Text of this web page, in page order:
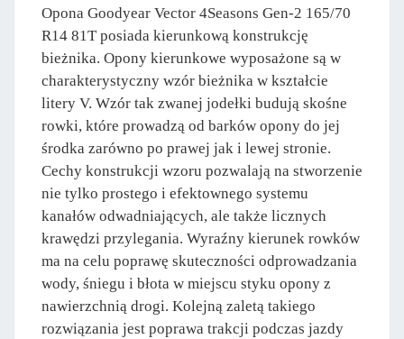
Opona Goodyear Vector 4Seasons Gen-2 165/70
R14 81T posiada kierunkową konstrukcję
bieżnika. Opony kierunkowe wyposażone są w
charakterystyczny wzór bieżnika w kształcie
litery V. Wzór tak zwanej jodełki budują skośne
rowki, które prowadzą od barków opony do jej
środka zarówno po prawej jak i lewej stronie.
Cechy konstrukcji wzoru pozwalają na stworzenie
nie tylko prostego i efektownego systemu
kanałów odwadniających, ale także licznych
krawędzi przylegania. Wyraźny kierunek rowków
ma na celu poprawę skuteczności odprowadzania
wody, śniegu i błota w miejscu styku opony z
nawierzchnią drogi. Kolejną zaletą takiego
rozwiązania jest poprawa trakcji podczas jazdy